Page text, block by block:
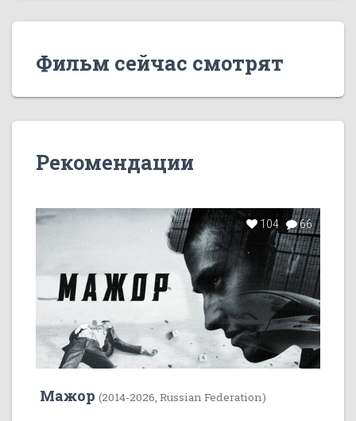
Фильм сейчас смотрят
Рекомендации
104 66
Мажор (2014-2026, Russian Federation)